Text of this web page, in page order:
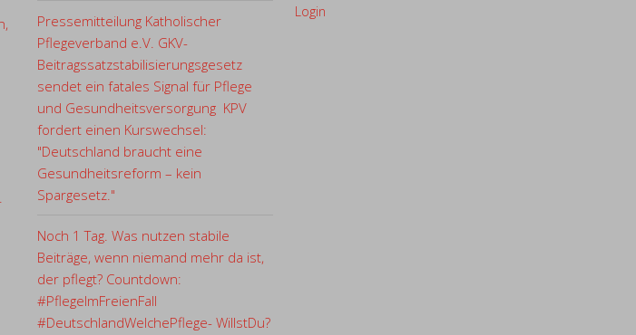
Pressemitteilung Katholischer
Pflegeverband e.V. GKV-
Beitragssatzstabilisierungsgesetz
sendet ein fatales Signal für Pflege
und Gesundheitsversorgung KPV
fordert einen Kurswechsel:
"Deutschland braucht eine
Gesundheitsreform – kein
Spargesetz."
Noch 1 Tag. Was nutzen stabile
Beiträge, wenn niemand mehr da ist,
der pflegt? Countdown:
#PflegeImFreienFall
#DeutschlandWelchePflege- WillstDu?
Login